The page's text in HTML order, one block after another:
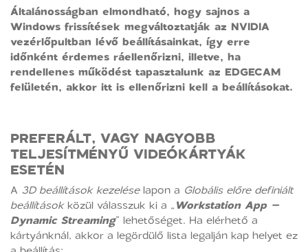
Általánosságban elmondható, hogy sajnos a
Windows frissítések megváltoztatják az NVIDIA
vezérlőpultban lévő beállításainkat, így erre
időnként érdemes ráellenőrizni, illetve, ha
rendellenes működést tapasztalunk az EDGECAM
felületén, akkor itt is ellenőrizni kell a beállításokat.
PREFERÁLT, VAGY NAGYOBB
TELJESÍTMÉNYŰ VIDEÓKÁRTYÁK
ESETÉN
A 3D beállítások kezeléselapon a Globális előre definiált
beállításokközül válasszuk ki a „Workstation App –
Dynamic Streaming” lehetőséget. Ha elérhető a
kártyánknál, akkor a legördülő lista legalján kap helyet ez